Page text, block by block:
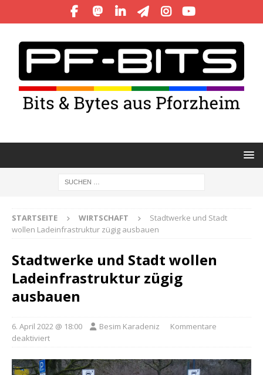
STARTSEITE WIRTSCHAFT
Stadtwerke und Stadt
wollen Ladeinfrastruktur zügig ausbauen
Stadtwerke und Stadt wollen
Ladeinfrastruktur zügig
ausbauen
6. April 2022 @ 18:00 Besim Karadeniz
Kommentare
deaktiviert